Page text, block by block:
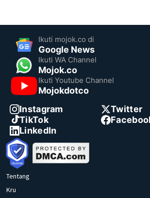
Ikuti mojok.co di
Google News
Ikuti WA Channel
Mojok.co
Ikuti Youtube Channel
Mojokdotco
Instagram
Twitter
TikTok
LinkedIn
Tentang
Kru